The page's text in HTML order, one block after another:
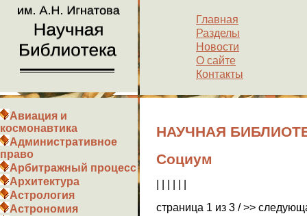
Главная
Разделы
Новости
О сайте
Контакты
Авиация и
космонавтика
Административное
право
Арбитражный процесс
Архитектура
Астрология
Астрономия
НАУЧНАЯ
Социум
страница 1 из 3 / >>